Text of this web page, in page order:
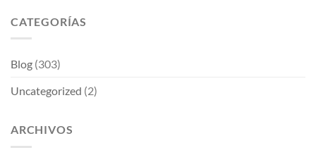
CATEGORÍAS
Blog (303)
Uncategorized (2)
ARCHIVOS